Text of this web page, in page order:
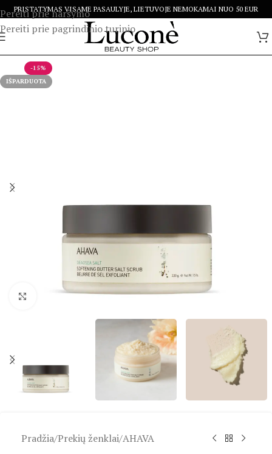
Pereiti prie naršymo
Pereiti prie pagrindinio turinio
PRISTATYMAS VISAME PASAULYJE, LIETUVOJE NEMOKAMAI NUO 50 EUR
-15%
IŠPARDUOTA
Spustelėkite, kad padidintumėte
Pradžia/Prekių ženklai/AHAVA